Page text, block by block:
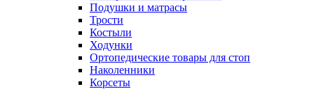
Подушки и матрасы
Трости
Костыли
Ходунки
Ортопедические товары для стоп
Наколенники
Корсеты